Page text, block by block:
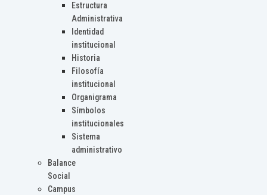
Estructura
Administrativa
Identidad
institucional
Historia
Filosofía
institucional
Organigrama
Símbolos
institucionales
Sistema
administrativo
Balance
Social
Campus